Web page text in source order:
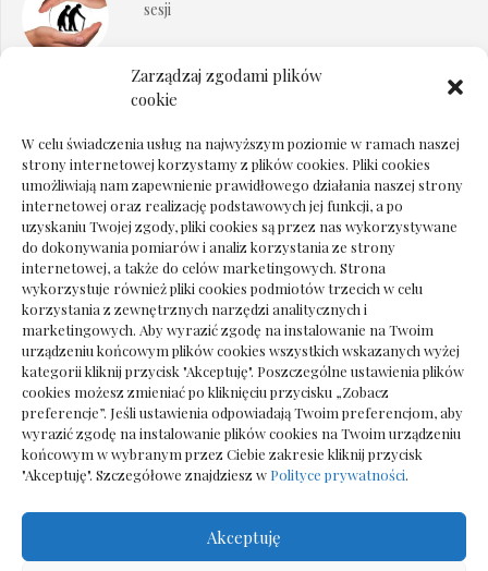
Zarządzaj zgodami plików
cookie
W celu świadczenia usług na najwyższym poziomie w ramach naszej
strony internetowej korzystamy z plików cookies. Pliki cookies
umożliwiają nam zapewnienie prawidłowego działania naszej strony
internetowej oraz realizację podstawowych jej funkcji, a po
uzyskaniu Twojej zgody, pliki cookies są przez nas wykorzystywane
do dokonywania pomiarów i analiz korzystania ze strony
internetowej, a także do celów marketingowych. Strona
wykorzystuje również pliki cookies podmiotów trzecich w celu
korzystania z zewnętrznych narzędzi analitycznych i
marketingowych. Aby wyrazić zgodę na instalowanie na Twoim
urządzeniu końcowym plików cookies wszystkich wskazanych wyżej
kategorii kliknij przycisk "Akceptuję". Poszczególne ustawienia plików
cookies możesz zmieniać po kliknięciu przycisku „Zobacz
preferencje”. Jeśli ustawienia odpowiadają Twoim preferencjom, aby
wyrazić zgodę na instalowanie plików cookies na Twoim urządzeniu
końcowym w wybranym przez Ciebie zakresie kliknij przycisk
"Akceptuję". Szczegółowe znajdziesz w Polityce prywatności.
Akceptuję
sesji
Dokumenty do odbioru przy zmianie biura
Deska podłogowa do salonu: jak wybrać bez
pośpiechu